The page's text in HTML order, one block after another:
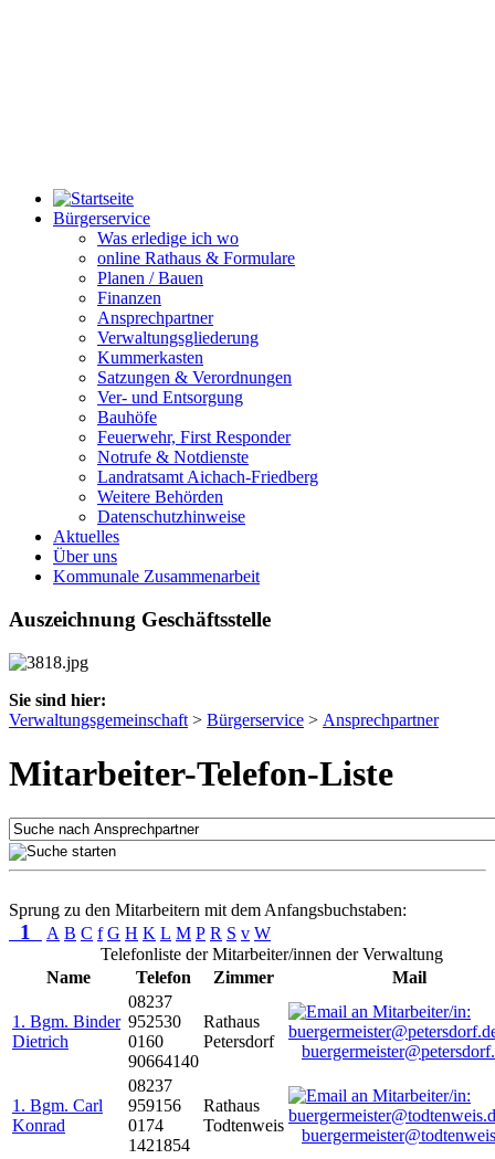
Bürgerservice
Was erledige ich wo
online Rathaus & Formulare
Planen / Bauen
Finanzen
Ansprechpartner
Verwaltungsgliederung
Kummerkasten
Satzungen & Verordnungen
Ver- und Entsorgung
Bauhöfe
Feuerwehr, First Responder
Notrufe & Notdienste
Landratsamt Aichach-Friedberg
Weitere Behörden
Datenschutzhinweise
Aktuelles
Über uns
Kommunale Zusammenarbeit
Auszeichnung Geschäftsstelle
Sie sind hier:
Verwaltungsgemeinschaft > Bürgerservice > Ansprechpartner
Mitarbeiter-Telefon-Liste
Sprung zu den Mitarbeitern mit dem Anfangsbuchstaben:
1 A B C f G H K L M P R S v W
Telefonliste der Mitarbeiter/innen der Verwaltung
Name
Telefon Zimmer Mail
1. Bgm. Binder
Dietrich
08237
952530
0160
90664140
Rathaus
Petersdorf
1. Bgm. Carl
Konrad
08237
959156
0174
1421854
Rathaus
Todtenweis